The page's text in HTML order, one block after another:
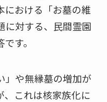
における「お墓の維
に対する、民間霊園
す。
」や無縁墓の増加が
、これは核家族化に